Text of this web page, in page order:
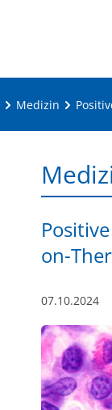
Medizin
on-
07.10.2024